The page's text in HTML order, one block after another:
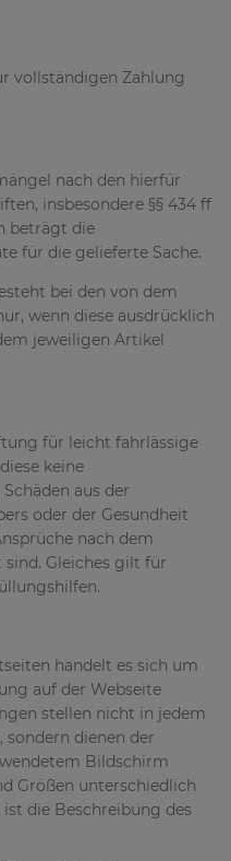
vollständigen Zahlung
nach den hierfür
insbesondere §§ 434 ff
beträgt die
für die gelieferte Sache.
bei den von dem
wenn diese ausdrücklich
jeweiligen Artikel
für leicht fahrlässige
keine
aus der
oder der Gesundheit
nach dem
Gleiches gilt für
handelt es sich um
auf der Webseite
stellen nicht in jedem
dienen der
Bildschirm
Größen unterschiedlich
die Beschreibung des